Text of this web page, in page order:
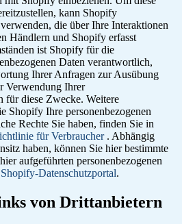
kann Shopify
die über Ihre Interaktionen
Händlern und Shopify erfasst
ist Shopify für die
Daten verantwortlich,
Ihrer Anfragen zur Ausübung
Verwendung Ihrer
für diese Zwecke. Weitere
Shopify Ihre personenbezogenen
Rechte Sie haben, finden Sie in
für Verbraucher. Abhängig
haben, können Sie hier bestimmte
aufgeführten personenbezogenen
Datenschutzportal.
von Drittanbietern